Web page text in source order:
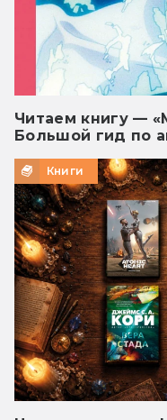
Читаем книгу —
Большой гид по
Книги